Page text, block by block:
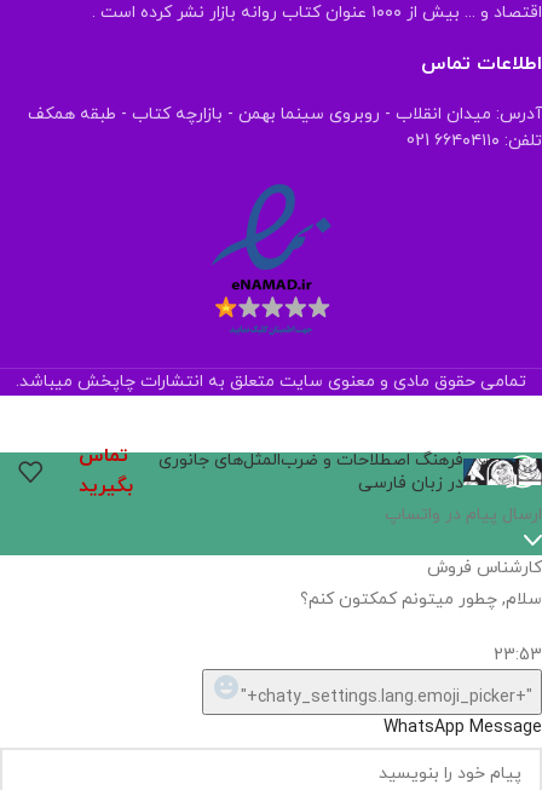
اقتصاد و ... بیش از ۱۰۰۰ عنوان کتاب روانه بازار نشر کرده است .
اطلاعات تماس
آدرس: میدان انقلاب - روبروی سینما بهمن - بازارچه کتاب - طبقه همکف
تلفن: ۶۶۴۰۴۱۱۰ 021
تمامی حقوق مادی و معنوی سایت متعلق به انتشارات چاپخش میباشد.
فرهنگ اصطلاحات و ضرب‌المثل‌های جانوری
در زبان فارسی
تماس
بگیرید
ارسال پیام در واتساپ
کارشناس فروش
سلام, چطور میتونم کمکتون کنم؟
23:53
"+chaty_settings.lang.emoji_picker+"
WhatsApp Message